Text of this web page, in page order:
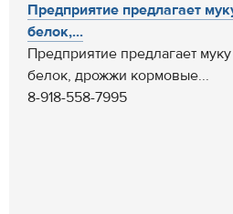
Предприятие предлагает
белок,...
Предприятие предлагает
белок, дрожжи кормовые...
8-918-558-7995